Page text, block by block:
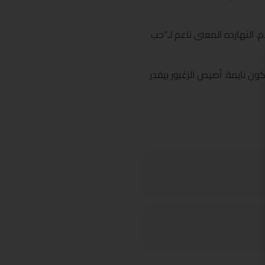
النهارده المعنى ناعم لـ"حب
نايمة. أصيص الزغبور بيقدر